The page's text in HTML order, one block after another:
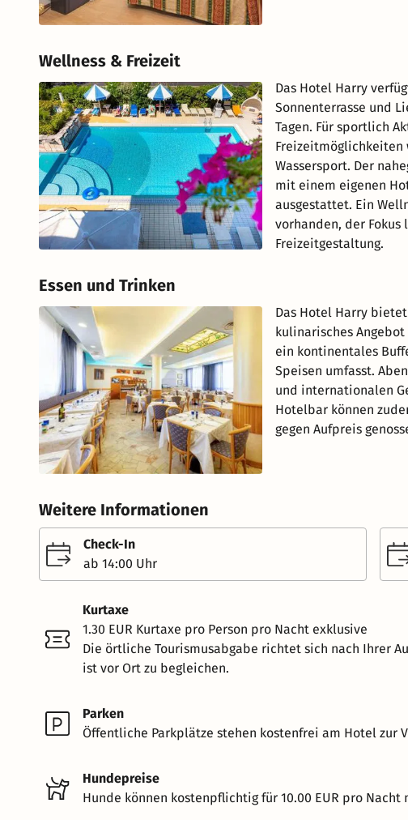
Wellness & Freizeit
Das Hotel Harry
Sonnenterrasse und
Tagen. Für sportlich
Wassersport. Der
mit einem eigenen
ausgestattet. Ein
vorhanden, der
Freizeitgestaltung.
Essen und Trinken
Das Hotel Harry
kulinarisches
ein kontinentales
Speisen umfasst.
und internationalen
Hotelbar können
gegen Aufpreis
Weitere Informationen
Check-In
ab 14:00 Uhr
Kurtaxe
1.30 EUR Kurtaxe pro Person pro Nacht exklusive
Die örtliche Tourismusabgabe richtet sich nach Ihrer
ist vor Ort zu begleichen.
Parken
Öffentliche Parkplätze stehen kostenfrei am Hotel zur
Hundepreise
Hunde können kostenpflichtig für 10.00 EUR pro Nacht